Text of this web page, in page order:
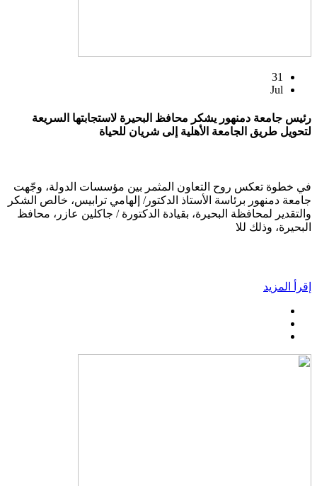
31
Jul
رئيس جامعة دمنهور يشكر محافظ البحيرة لاستجابتها السريعة
لتحويل طريق الجامعة الأهلية إلى شريان للحياة
في خطوة تعكس روح التعاون المثمر بين مؤسسات الدولة، وجّهت
جامعة دمنهور برئاسة الأستاذ الدكتور/ إلهامي ترابيس، خالص الشكر
والتقدير لمحافظة البحيرة، بقيادة الدكتورة / جاكلين عازر، محافظ
البحيرة، وذلك للا
إقرأ المزيد